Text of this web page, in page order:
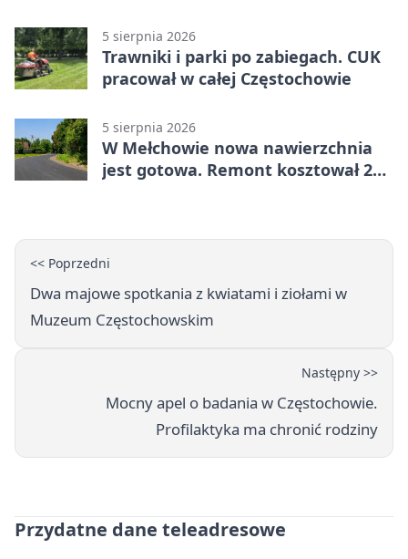
5 sierpnia 2026
Trawniki i parki po zabiegach. CUK
pracował w całej Częstochowie
5 sierpnia 2026
W Mełchowie nowa nawierzchnia
jest gotowa. Remont kosztował 222
<< Poprzedni
Dwa majowe spotkania z kwiatami i ziołami w
Muzeum Częstochowskim
Następny >>
Mocny apel o badania w Częstochowie.
Profilaktyka ma chronić rodziny
Przydatne dane teleadresowe